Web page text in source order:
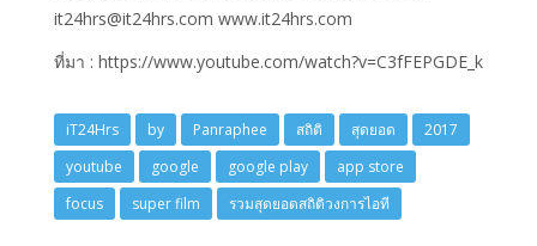
it24hrs@it24hrs.com www.it24hrs.com
ที่มา : https://www.youtube.com/watch?v=C3fFEPGDE_k
iT24Hrs by Panraphee สถิติ สุดยอด
2017
youtube
google google play
app store
focus
super film รวมสุดยอดสถิติวงการไอที